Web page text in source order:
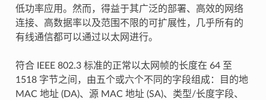
低功率应用。然而，得益于其广泛的部署、高效的网络
连接、高数据率以及范围不限的可扩展性，几乎所有的
有线通信都可以通过以太网进行。
符合 IEEE 802.3 标准的正常以太网帧的长度在 64 至
1518 字节之间，由五个或六个不同的字段组成：目的地
MAC 地址 (DA)、源 MAC 地址 (SA)、类型/长度字段、